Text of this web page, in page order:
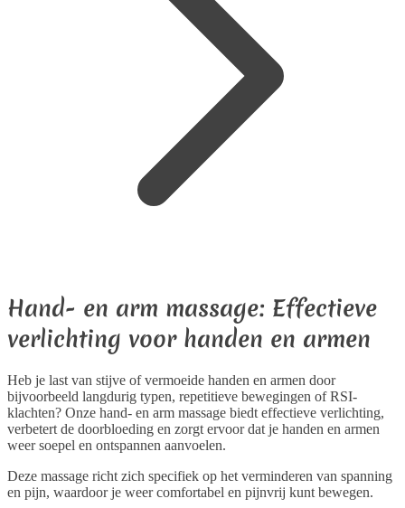
Hand- en arm massage: Effectieve
verlichting voor handen en armen
Heb je last van stijve of vermoeide handen en armen door
bijvoorbeeld langdurig typen, repetitieve bewegingen of RSI-
klachten? Onze hand- en arm massage biedt effectieve verlichting,
verbetert de doorbloeding en zorgt ervoor dat je handen en armen
weer soepel en ontspannen aanvoelen.
Deze massage richt zich specifiek op het verminderen van spanning
en pijn, waardoor je weer comfortabel en pijnvrij kunt bewegen.